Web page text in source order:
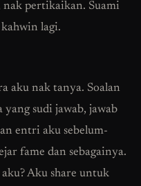
nak pertikaikan. Suami
lagi.
aku nak tanya. Soalan
sudi jawab, jawab
entri aku sebelum-
fame dan sebagainya.
Aku share untuk